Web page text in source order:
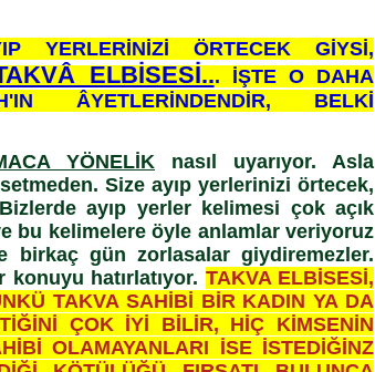
YERLERİNİZİ ÖRTECEK GİYSİ,
ELBİSESİ... İŞTE O DAHA
ÂYETLERİNDENDİR, BELKİ
YÖNELİK nasıl uyarıyor. Asla
Size ayıp yerlerinizi örtecek,
ayıp yerler kelimesi çok açık
bu kelimelere öyle anlamlar veriyoruz
birkaç gün zorlasalar giydiremezler.
hatırlatıyor. TAKVA ELBİSESİ,
TAKVA SAHİBİ BİR KADIN YA DA
ÇOK İYİ BİLİR, HİÇ KİMSENİN
OLAMAYANLARI İSE İSTEDİĞİNZ